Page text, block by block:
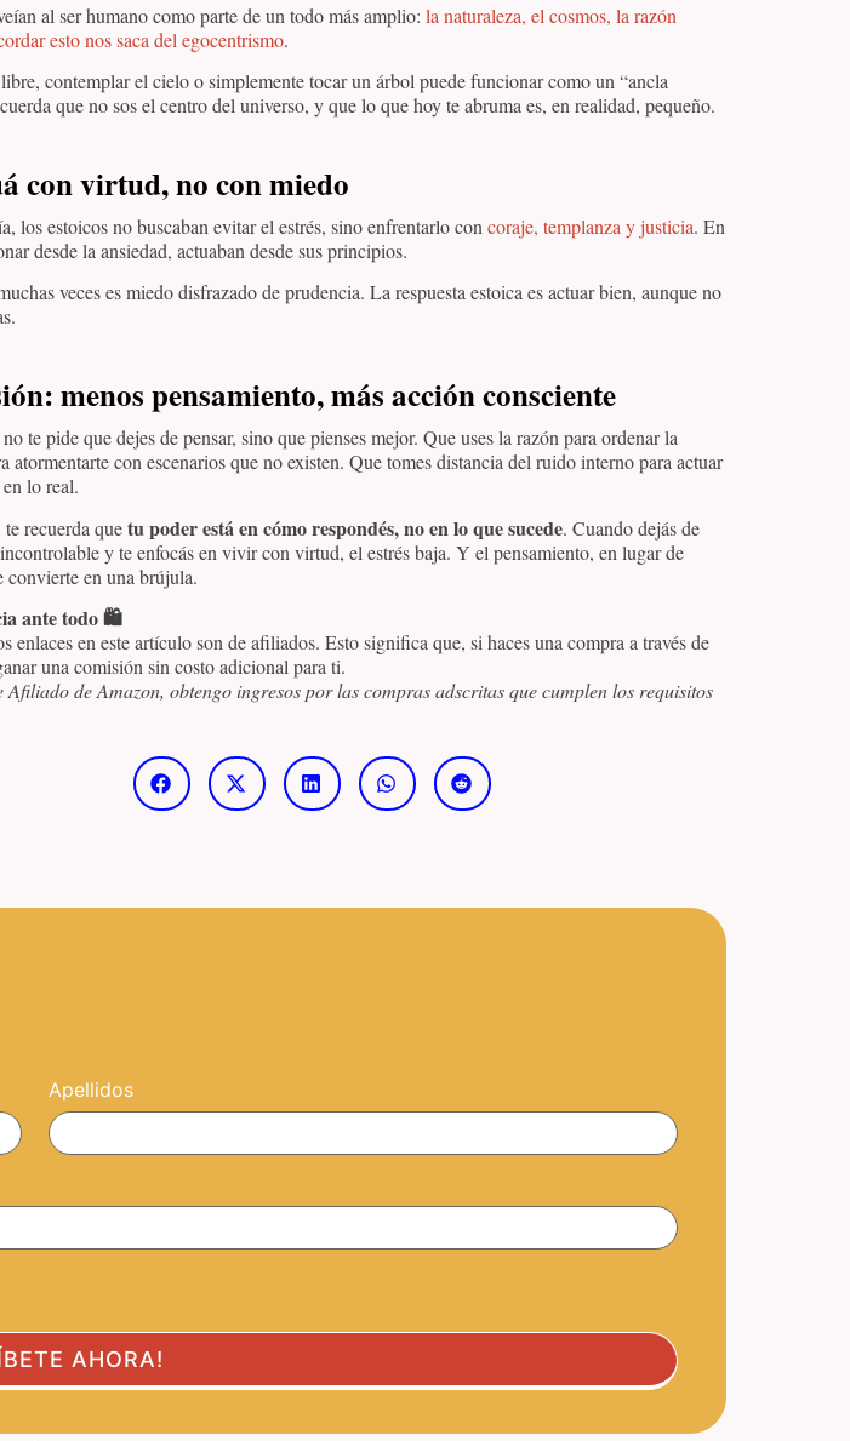
al ser humano como parte de un todo más amplio: la naturaleza, el cosmos, la razón
esto nos saca del egocentrismo.
contemplar el cielo o simplemente tocar un árbol puede funcionar como un “ancla
que no sos el centro del universo, y que lo que hoy te abruma es, en realidad, pequeño.
con virtud, no con miedo
los estoicos no buscaban evitar el estrés, sino enfrentarlo con coraje, templanza y justicia. En
desde la ansiedad, actuaban desde sus principios.
veces es miedo disfrazado de prudencia. La respuesta estoica es actuar bien, aunque no
menos pensamiento, más acción consciente
te pide que dejes de pensar, sino que pienses mejor. Que uses la razón para ordenar la
atormentarte con escenarios que no existen. Que tomes distancia del ruido interno para actuar
lo real.
recuerda quetu poder está en cómo respondés, no en lo que sucede. Cuando dejás de
y te enfocás en vivir con virtud, el estrés baja. Y el pensamiento, en lugar de
convierte en una brújula.
ante todo 🛍️
enlaces en este artículo son de afiliados. Esto significa que, si haces una compra a través de
una comisión sin costo adicional para ti.
Afiliado de Amazon, obtengo ingresos por las compras adscritas que cumplen los requisitos
Apellidos